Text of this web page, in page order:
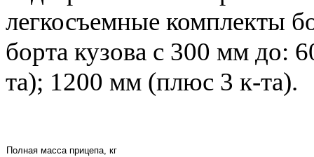
легкосъемные комплекты
борта кузова с 300 мм до:
та); 1200 мм (плюс 3 к-та).
Полная масса прицепа, кг